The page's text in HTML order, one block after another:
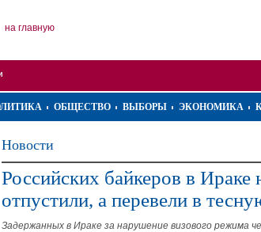
на главную
ОБЩЕСТВО ВЫБОРЫ ЭКОНОМИКА
Новости
Российских байкеров в Ираке
отпустили, а перевели в
Задержанных в Ираке за нарушение визового режима